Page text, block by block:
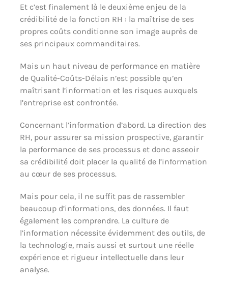
Et c’est finalement là le deuxième enjeu de la
crédibilité de la fonction RH : la maîtrise de ses
propres coûts conditionne son image auprès de
ses principaux commanditaires.
Mais un haut niveau de performance en matière
de Qualité-Coûts-Délais n’est possible qu’en
maîtrisant l’information et les risques auxquels
l’entreprise est confrontée.
Concernant l’information d’abord. La direction des
RH, pour assurer sa mission prospective, garantir
la performance de ses processus et donc asseoir
sa crédibilité doit placer la qualité de l’information
au cœur de ses processus.
Mais pour cela, il ne suffit pas de rassembler
beaucoup d’informations, des données. Il faut
également les comprendre. La culture de
l’information nécessite évidemment des outils, de
la technologie, mais aussi et surtout une réelle
expérience et rigueur intellectuelle dans leur
analyse.